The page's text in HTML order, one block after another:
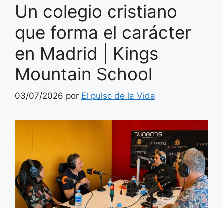
Un colegio cristiano
que forma el carácter
en Madrid | Kings
Mountain School
03/07/2026 por El pulso de la Vida